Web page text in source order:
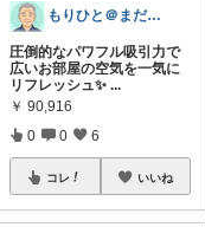
もりひと＠まだまだ役に立つ
圧倒的なパワフル吸引力で
広いお部屋の空気を一気に
リフレッシュ✨ ...
￥ 90,916
0 0 6
コレ いいね